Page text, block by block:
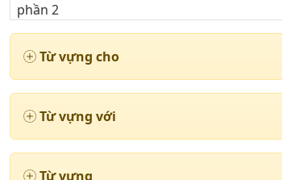
phần 2
19. Chuyên ngành may mặc phần 3
22. Chuyên ngành may mặc phần 6
25. Chuyên ngành may mặc phần 9
Từ vựng cho
Từ vựng với
Từ vựng